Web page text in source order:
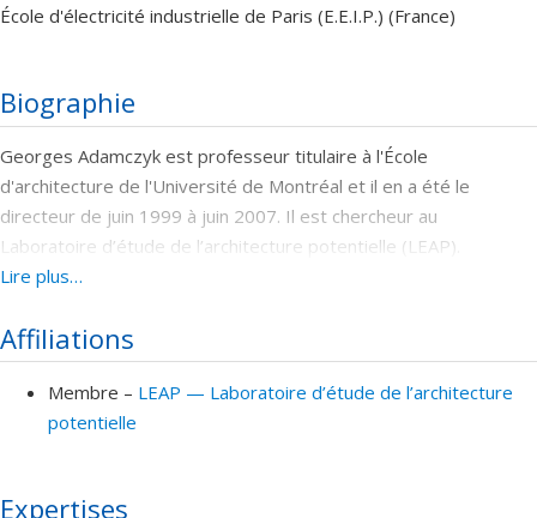
École d'électricité industrielle de Paris (E.E.I.P.) (France)
Biographie
Georges Adamczyk est professeur titulaire à l'École
d'architecture de l'Université de Montréal et il en a été le
directeur de juin 1999 à juin 2007. Il est chercheur au
Laboratoire d’étude de l’architecture potentielle (LEAP).
Auparavant, depuis 1977, il était professeur au département de
formation, diplômé de l’UQAM, il détient aussi une maîtrise en
aménagement (histoire et théories de l’architecture) de
l'Université de Montréal. À l’université du Québec à Montréal, il
fut successivement directeur du programme de Design de
Lire plus…
Affiliations
Membre – LEAP — Laboratoire d’étude de l’architecture
potentielle
Expertises